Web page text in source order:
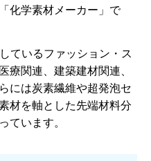
化学素材メーカー」で
ているファッション・ス
療関連、建築建材関連、
には炭素繊維や超発泡セ
材を軸とした先端材料分
ています。